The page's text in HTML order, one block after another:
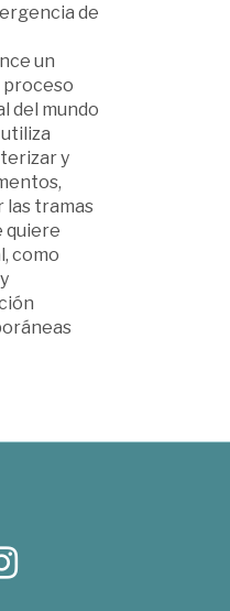
de
un
proceso
del mundo
y
las tramas
quiere
como